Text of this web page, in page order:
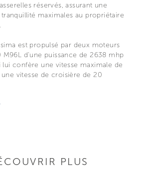
réservés, assurant une
maximales au propriétaire
est propulsé par deux moteurs
M96L d'une puissance de 2638 mhp
confère une vitesse maximale de
vitesse de croisière de 20
PLUS